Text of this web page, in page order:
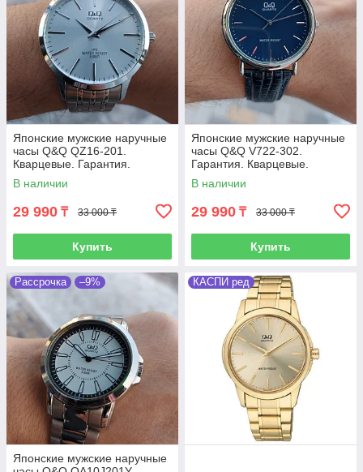
Японские мужские наручные
часы Q&Q QZ16-201.
Кварцевые. Гарантия.
В наличии
29 990 ₸ 33 000 ₸
Купить
Японские мужские наручные
часы Q&Q V722-302.
Гарантия. Кварцевые.
В наличии
29 990 ₸ 33 000 ₸
Купить
Рассрочка –9%
Японские мужские наручные
КАСПИ ред